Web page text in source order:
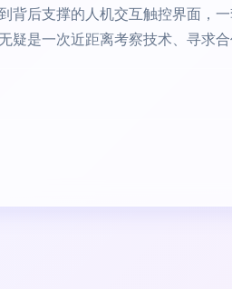
后支撑的人机交互触控界面，
是一次近距离考察技术、寻求合